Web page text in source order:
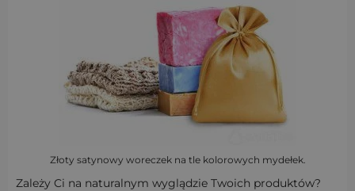
Złoty satynowy woreczek na tle kolorowych mydełek.
Zależy Ci na naturalnym wyglądzie Twoich produktów?